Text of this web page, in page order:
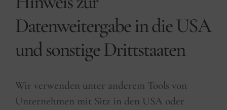
Datenweitergabe in die USA
und sonstige Drittstaaten
Wir verwenden unter anderem Tools von
Unternehmen mit Sitz in den USA oder